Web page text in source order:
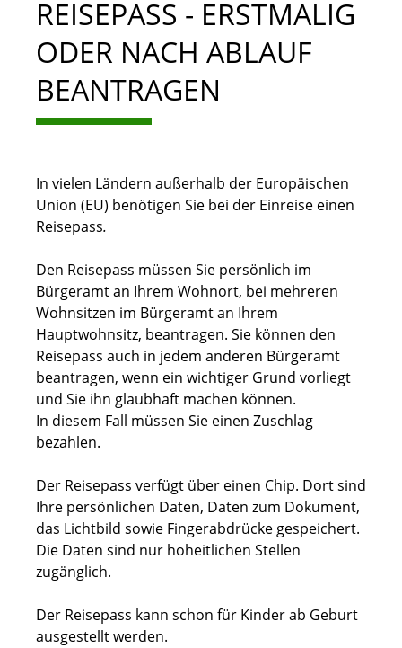
REISEPASS - ERSTMALIG
ODER NACH ABLAUF
BEANTRAGEN
In vielen Ländern außerhalb der Europäischen
Union (EU) benötigen Sie bei der Einreise einen
Reisepass.
Den Reisepass müssen Sie persönlich im
Bürgeramt an Ihrem Wohnort, bei mehreren
Wohnsitzen im Bürgeramt an Ihrem
Hauptwohnsitz, beantragen. Sie können den
Reisepass auch in jedem anderen Bürgeramt
beantragen, wenn ein wichtiger Grund vorliegt
und Sie ihn glaubhaft machen können.
In diesem Fall müssen Sie einen Zuschlag
bezahlen.
Der Reisepass verfügt über einen Chip. Dort sind
Ihre persönlichen Daten, Daten zum Dokument,
das Lichtbild sowie Fingerabdrücke gespeichert.
Die Daten sind nur hoheitlichen Stellen
zugänglich.
Der Reisepass kann schon für Kinder ab Geburt
ausgestellt werden.